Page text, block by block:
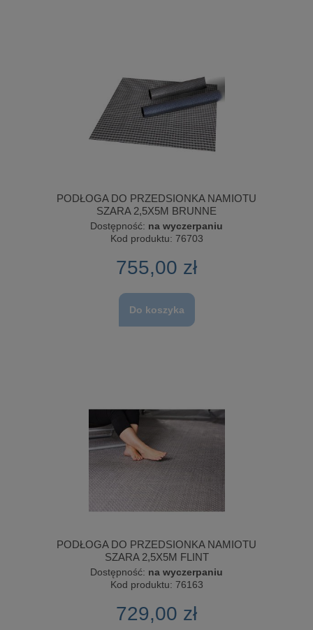
PODŁOGA DO PRZEDSIONKA NAMIOTU
SZARA 2,5X5M BRUNNE
Dostępność: na wyczerpaniu
Kod produktu: 76703
755,00 zł
Do koszyka
PODŁOGA DO PRZEDSIONKA NAMIOTU
SZARA 2,5X5M FLINT
Dostępność: na wyczerpaniu
Kod produktu: 76163
729,00 zł